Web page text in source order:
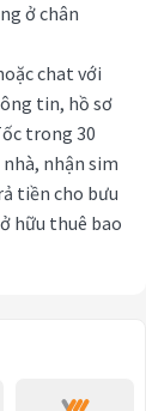
ở chân
chat với
tin, hồ sơ
trong 30
nhận sim
tiền cho bưu
hữu thuê bao